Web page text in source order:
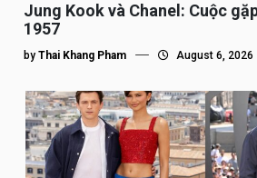
Jung Kook và Chanel: Cuộc
1957
by Thai Khang Pham August 6, 2026